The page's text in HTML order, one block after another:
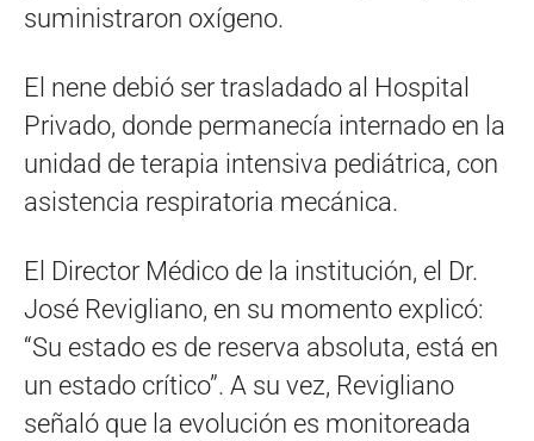
suministraron oxígeno.
El nene debió ser trasladado al Hospital
Privado, donde permanecía internado en la
unidad de terapia intensiva pediátrica, con
asistencia respiratoria mecánica.
El Director Médico de la institución, el Dr.
José Revigliano, en su momento explicó:
“Su estado es de reserva absoluta, está en
un estado crítico”. A su vez, Revigliano
señaló que la evolución es monitoreada